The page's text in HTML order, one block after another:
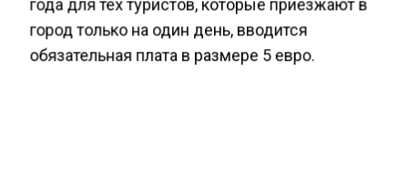
года для тех туристов, которые приезжают в
город только на один день, вводится
обязательная плата в размере 5 евро.